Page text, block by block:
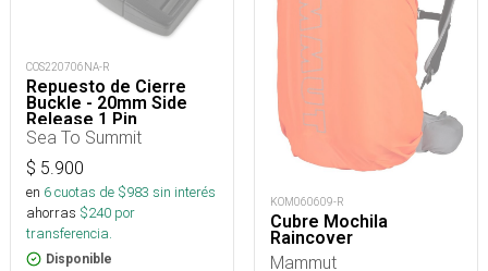
COS220706NA-R
Repuesto de Cierre
Buckle - 20mm Side
Release 1 Pin
Sea To Summit
$ 5.900
en 6cuotas de $983 sin interés
ahorras $240 por
transferencia.
Disponible
KOM060609-R
Cubre Mochila
Raincover
Mammut